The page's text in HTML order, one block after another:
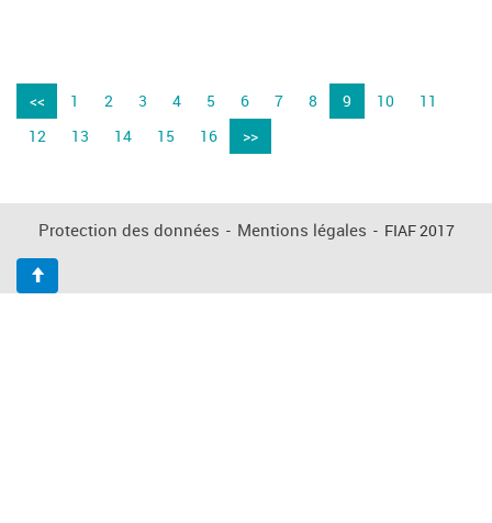
<< 1 2 3 4 5 6 7 8 9 10
11
12
13 14 15 16 >>
Protection des données - Mentions légales - FIAF 2017